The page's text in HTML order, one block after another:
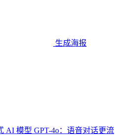
生成海报
AI 模型 GPT-4o：语音对话更流